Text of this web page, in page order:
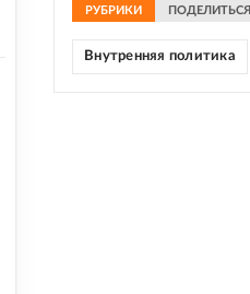
РУБРИКИ ПОДЕЛИТЬСЯ
Внутренняя политика